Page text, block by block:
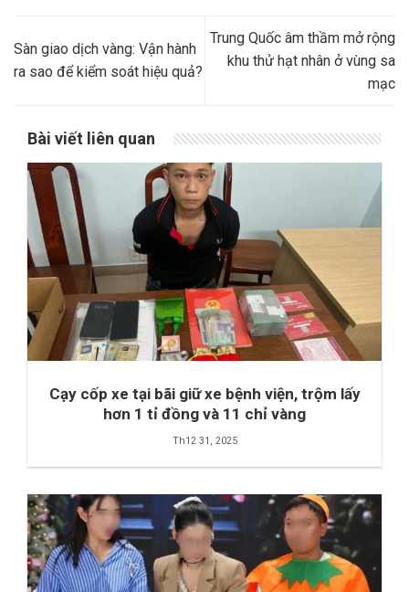
Sàn giao dịch vàng: Vận hành
ra sao để kiểm soát hiệu quả?
Trung Quốc âm thầm mở rộng
khu thử hạt nhân ở vùng sa
mạc
Bài viết liên quan
Cạy cốp xe tại bãi giữ xe bệnh viện, trộm lấy
hơn 1 tỉ đồng và 11 chỉ vàng
Th12 31, 2025